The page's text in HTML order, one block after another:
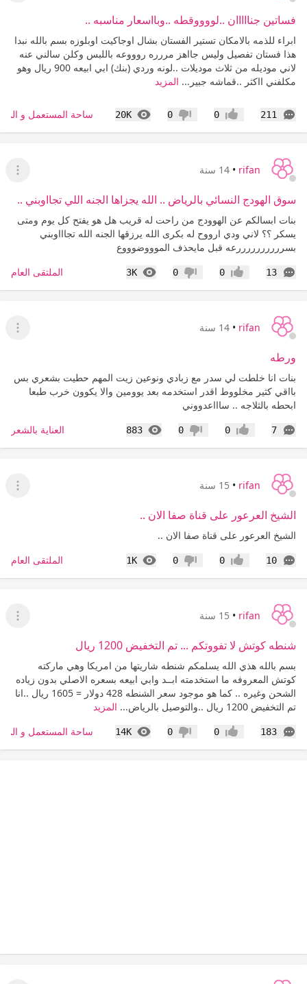
فساتين جنااااان ..لووووقطه ..وبااسعار مناسبه ..
ابراء للذمه بالامكان تستير الفستان بشال اوجاكيت اوبلوزه بسم بالله نبدا
هذا فستان تفصيل وليس جااهز مررره روووعه باللبس وكلن سالني عنه
لاني موديله من ثلاث موديلات ..لونه وردي (بنك) ابي ابيعه 900 ريال وهو
مكلفني ااكثر ..قماشه جبير... المزيد
211
التعليقات إعجاب0 عدم إعجاب
0
20K
المشاهدات ساحة المستعمل و
rifan
• 14 سنة
عرض
سوق الهودج النسائي بالرياض .. الله يجزاها الجنه اللي تجااوبني ..
بنات ابسالكم عن الهوودج من راحت له قريب هل هو يفتح كل يوم ومتى
يسكر ؟؟ لاني ودي ارووح له بكرى الله يرزقها الجنه الله تجاااوبني
بسررررررررررعه قبل مايحذف الموووضوووع
13
التعليقات إعجاب0 عدم إعجاب
0
3K
المشاهدات الملتقى العام
rifan
• 14 سنة
عرض
ورطه
بنات انا خلطت لي سدر مع زبادي ونوعين زيت المهم حطيت بشعري بس
بااقي كثير مخلووط اقدر استخدمه بعد يوومين والا يكوون خرب طبعا
ابحطه بالثلاجه .. ساااعدووني
7
التعليقات إعجاب0 عدم إعجاب
0
883
المشاهدات العناية بالشعر
rifan
• 15 سنة
عرض
الشيخ العرعور على قناة صفا الان ..
الشيخ العرعور على قناة صفا الان ..
10
التعليقات إعجاب0 عدم إعجاب
0
1K
المشاهدات الملتقى العام
rifan
• 15 سنة
عرض
شنطه كوتش لا تفووتكم ... تم التخفيض 1200 ريال
بسم بالله هذي الله يسلمكم شنطه شاريتها من امريكا وهي ماركته
كوتش المعروفه ما استخدمته ابــد وابي ابيعه بسعره الاصلي بدون زياده
الشحن وغيره .. كما هو موجود سعر الشنطه 428 دولار = 1605 ريال ..انا
تم التخفيض 1200 ريال ..والتوصيل بالرياض...
المزيد
183
التعليقات إعجاب0 عدم إعجاب
0
14K
المشاهدات ساحة المستعمل و